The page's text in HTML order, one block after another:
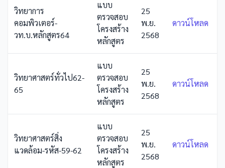
วิทยาการ
คอมพิวเตอร์-
วท.บ.หลักสูตร64
แบบ
ตรวจสอบ
โครงสร้าง
หลักสูตร
25
พ.ย.
2568
ดาวน์โหลด
วิทยาศาสตร์ทั่วไป62-
65
แบบ
ตรวจสอบ
โครงสร้าง
หลักสูตร
25
พ.ย.
2568
ดาวน์โหลด
วิทยาศาสตร์สิ่ง
แวดล้อม-รหัส-59-62
แบบ
ตรวจสอบ
โครงสร้าง
หลักสูตร
25
พ.ย.
2568
ดาวน์โหลด